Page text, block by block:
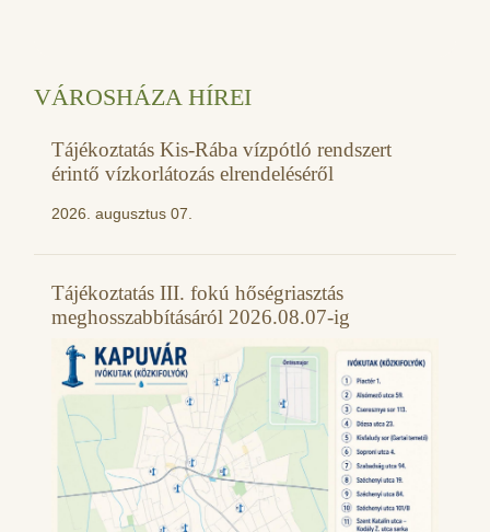
VÁROSHÁZA HÍREI
Tájékoztatás Kis-Rába vízpótló rendszert
érintő vízkorlátozás elrendeléséről
2026. augusztus 07.
Tájékoztatás III. fokú hőségriasztás
meghosszabbításáról 2026.08.07-ig